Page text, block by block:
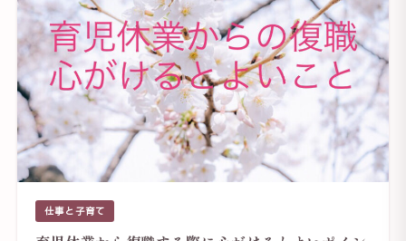
仕事と子育て